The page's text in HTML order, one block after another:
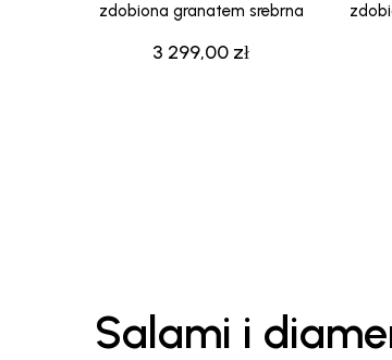
3 299,00 zł
zdobiona granatem srebrna
Salami i